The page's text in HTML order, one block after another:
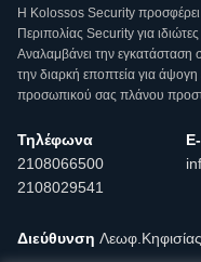
Η Κοlossos Security προσφέρει
Περιπολίας Security για ιδιώτες
Αναλαμβάνει την εγκατάσταση
την διαρκή εποπτεία για
προσωπικού σας πλάνου
Τηλέφωνα
2108066500
2108029541
Διεύθυνση